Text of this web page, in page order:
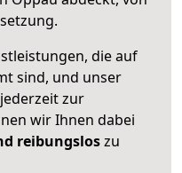
die auf
sind, und unser
zur
wir Ihnen dabei
reibungsloszu